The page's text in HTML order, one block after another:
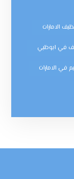
الامارات
في ابوظبي
في الامارات